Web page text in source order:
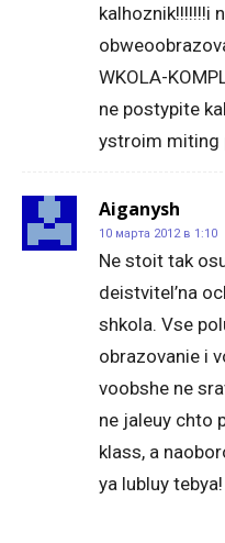
kalhoznik!!!!!!!i
WKOLA-
ne postypite
ystroim miting
Aiganysh
10 марта 2012 в 1:10
Ne stoit tak
deistvitel’na
shkola. Vse
obrazovanie i
voobshe ne
ne jaleuy chto
klass, a
ya lubluy tebya!